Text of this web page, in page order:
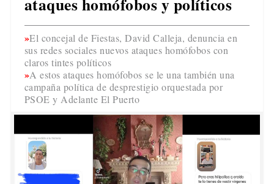
El concejal de Fiestas, David Calleja, denuncia en
sus redes sociales nuevos ataques homófobos con
claros tintes políticos
A estos ataques homófobos se le una también una
campaña política de desprestigio orquestada por
PSOE y Adelante El Puerto